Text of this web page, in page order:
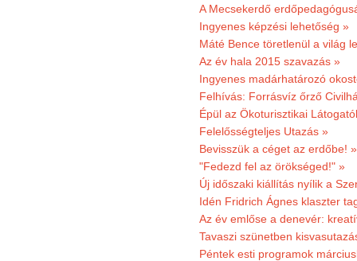
A Mecsekerdő
Ingyenes képzési lehetőség »
Máté Bence töretlenül a világ
Az év hala 2015 szavazás »
Ingyenes madárhatározó
Felhívás: Forrásvíz őrző
Épül az Ökoturisztikai
Felelősségteljes Utazás »
Bevisszük a céget az erdőbe! »
"Fedezd fel az örökséged!" »
Új időszaki kiállítás nyílik a
Idén Fridrich Ágnes klaszter
Az év emlőse a denevér:
Tavaszi szünetben
Péntek esti programok